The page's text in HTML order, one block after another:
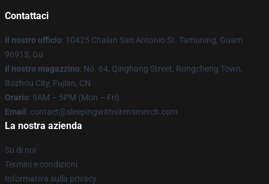
Contattaci
Il nostro ufficio: 10425 Chalan San Antonio St. Tamuning, Guam
96913, Gu
Il nostro magazzino: No. 64, Qinghang Street, Rongcheng Town,
Bozhou City, Fujian, CN
Orario: 9AM – 5PM (Mon – Fri)
Email : contact@sleepingwithsirensmerch.com
La nostra azienda
Su di noi
Termini e condizioni
Informativa sulla privacy